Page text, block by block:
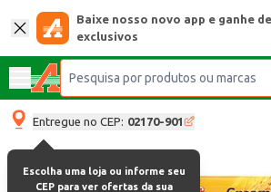
Baixe nosso novo app e ganhe
exclusivos
Entregue no CEP: 02170-901
Escolha uma loja ou informe seu
CEP para ver ofertas da sua